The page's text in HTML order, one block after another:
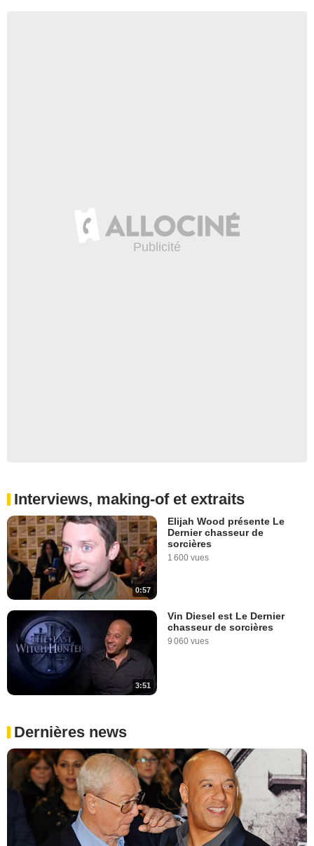
Interviews, making-of et extraits
0:57
Elijah Wood présente Le
Dernier chasseur de
sorcières
1 600 vues
3:51
Vin Diesel est Le Dernier
chasseur de sorcières
9 060 vues
Dernières news